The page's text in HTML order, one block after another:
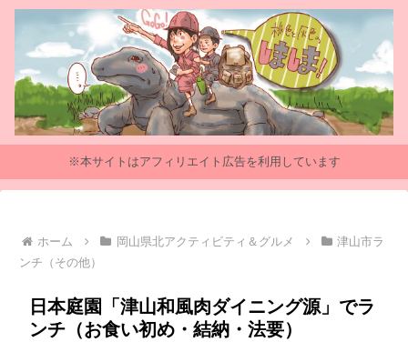
※本サイトはアフィリエイト広告を利用しています
ホーム 岡山県北アクティビティ＆グルメ
津山市ラ
ンチ（その他）
日本庭園「津山和風肉ダイニング源」でラ
ンチ（お食い初め・結納・法要）